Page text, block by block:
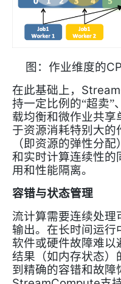
图：作业维度的
在此基础上，
持一定比例的“超卖”
载均衡和微作业共享
于资源消耗特别大的
（即资源的弹性分
和实时计算连续性的
用和性能隔离。
容错与状态管理
流计算需要连续处理
输出。在长时间运行
软件或硬件故障难以
结果（如内存状态）
到精确的容错和故障